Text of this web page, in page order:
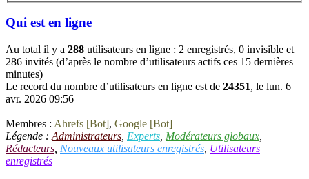
Qui est en ligne
Au total il y a 288 utilisateurs en ligne : 2 enregistrés, 0 invisible et
286 invités (d’après le nombre d’utilisateurs actifs ces 15 dernières
minutes)
Le record du nombre d’utilisateurs en ligne est de 24351, le lun. 6
avr. 2026 09:56
Membres : Ahrefs [Bot], Google [Bot]
Légende : Administrateurs Experts Modérateurs globaux
Rédacteurs Nouveaux utilisateurs enregistrés Utilisateurs
enregistrés